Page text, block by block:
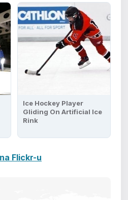
Ice Hockey Player
Gliding On Artificial Ice
Rink
Flickr-u